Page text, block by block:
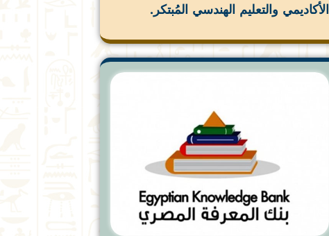
الأكاديمي والتعليم الهندسي المُبتكر.